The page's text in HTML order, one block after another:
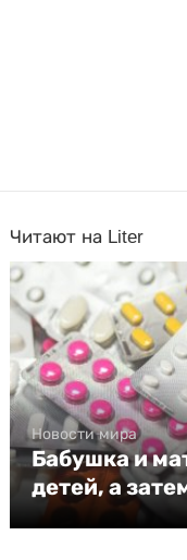
Читают на Liter
Новости мира
Бабушка и
детей, а